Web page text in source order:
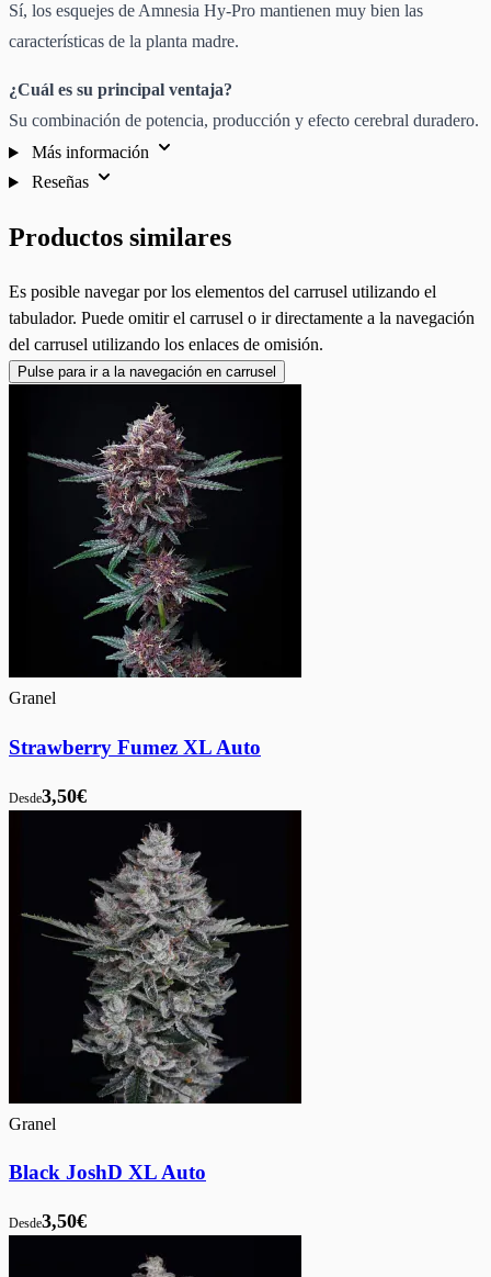
Sí, los esquejes de Amnesia Hy-Pro mantienen muy bien las
características de la planta madre.
¿Cuál es su principal ventaja?
Su combinación de potencia, producción y efecto cerebral duradero.
Más información
Reseñas
Productos similares
Es posible navegar por los elementos del carrusel utilizando el
tabulador. Puede omitir el carrusel o ir directamente a la navegación
del carrusel utilizando los enlaces de omisión.
Pulse para ir a la navegación en carrusel
Granel
Strawberry Fumez XL Auto
Desde3,50€
Granel
Black JoshD XL Auto
Desde3,50€